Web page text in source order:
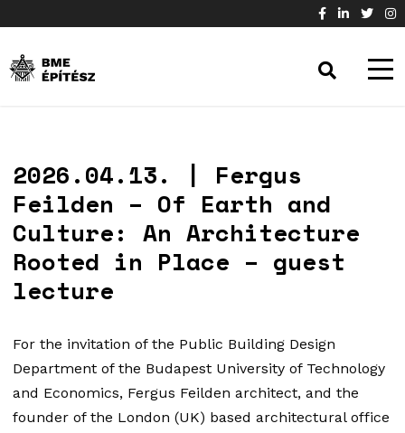
2026.04.13. | Fergus
Feilden – Of Earth and
Culture: An Architecture
Rooted in Place – guest
lecture
For the invitation of the Public Building Design
Department of the Budapest University of Technology
and Economics, Fergus Feilden architect, and the
founder of the London (UK) based architectural office